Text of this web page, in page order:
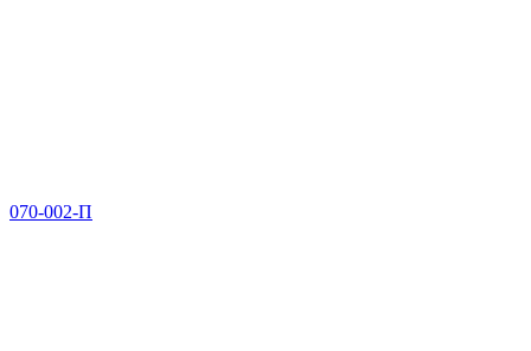
070-002-П